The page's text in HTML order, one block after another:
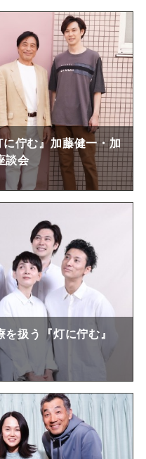
佇む』加藤健一・加
談会
扱う『灯に佇む』